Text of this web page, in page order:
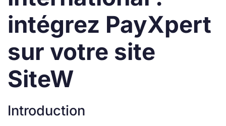
intégrez PayXpert
sur votre site
SiteW
Introduction